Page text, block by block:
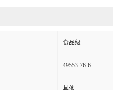
食品级
49553-76-6